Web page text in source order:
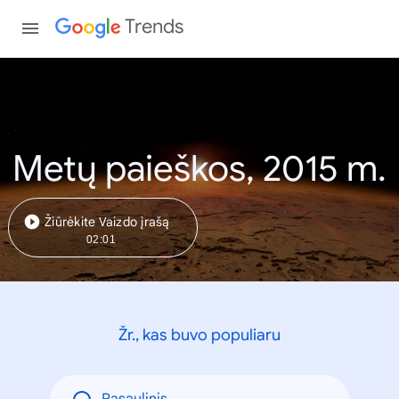
Trends
Metų paieškos, 2015 m.
Žiūrėkite Vaizdo įrašą
02:01
Žr., kas buvo populiaru